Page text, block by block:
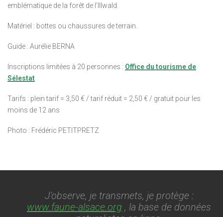
emblématique de la forêt de l’Illwald.
Matériel : bottes ou chaussures de terrain.
Guide : Aurélie BERNA
Inscriptions limitées à 20 personnes : Office du tourisme de
Sélestat
Tarifs : plein tarif = 3,50 € / tarif réduit = 2,50 € / gratuit pour les
moins de 12 ans
Photo : Frédéric PETITPRETZ
J'observe, je transmets, je protège :
www.faune-alsace.org , la base de données